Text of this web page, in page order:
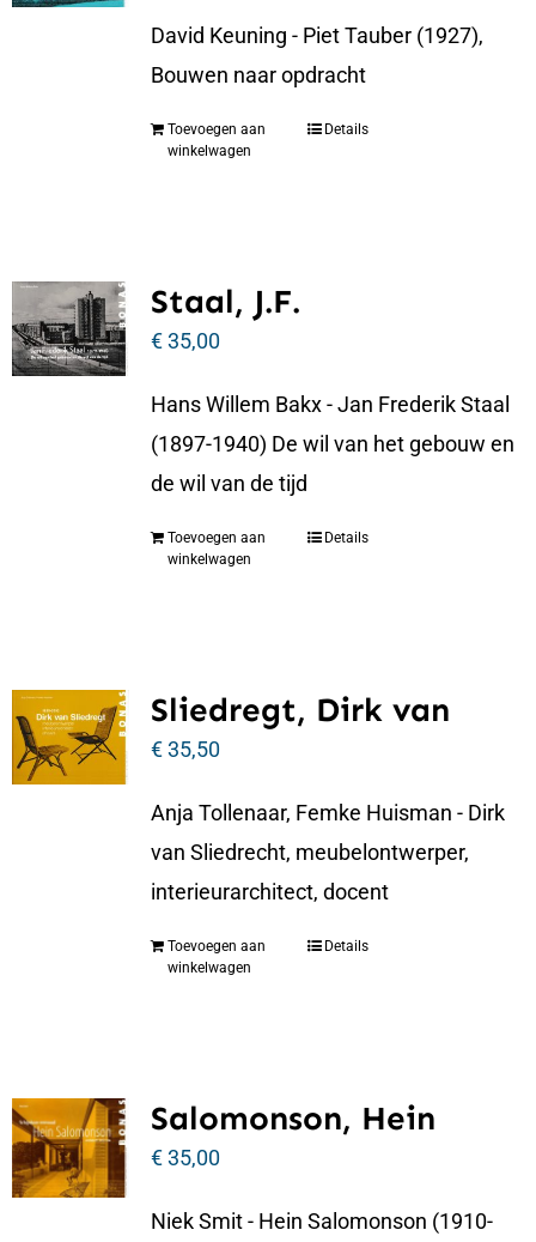
David Keuning - Piet Tauber (1927),
Bouwen naar opdracht
Toevoegen aan
winkelwagen
Details
Staal, J.F.
€35,00
Hans Willem Bakx - Jan Frederik Staal
(1897-1940) De wil van het gebouw en
de wil van de tijd
Toevoegen aan
winkelwagen
Details
Sliedregt, Dirk van
€35,50
Anja Tollenaar, Femke Huisman - Dirk
van Sliedrecht, meubelontwerper,
interieurarchitect, docent
Toevoegen aan
winkelwagen
Details
Salomonson, Hein
€35,00
Niek Smit - Hein Salomonson (1910-